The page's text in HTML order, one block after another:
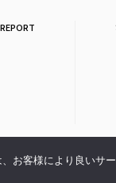
REPORT
Reserved.
お客様により良いサ